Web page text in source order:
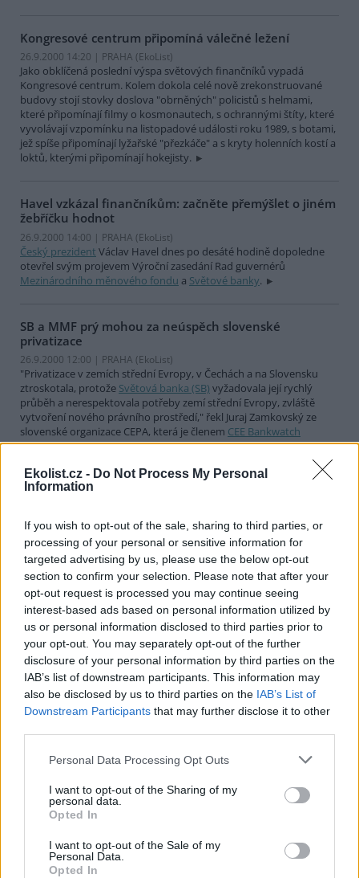
Ekolist.cz - Do Not Process My Personal
Information
If you wish to opt-out of the sale, sharing to third parties, or
processing of your personal or sensitive information for
targeted advertising by us, please use the below opt-out
section to confirm your selection. Please note that after your
opt-out request is processed you may continue seeing
interest-based ads based on personal information utilized by
us or personal information disclosed to third parties prior to
your opt-out. You may separately opt-out of the further
disclosure of your personal information by third parties on the
IAB’s list of downstream participants. This information may
also be disclosed by us to third parties on the IAB’s List of
Downstream Participants that may further disclose it to other
Personal Data Processing Opt Outs
I want to opt-out of the Sharing of my
personal data.
Opted In
I want to opt-out of the Sale of my
Personal Data.
Opted In
Kongresové centrum připomíná válečné ležení
26.9.2000 14:20 | PRAHA (EkoList)
Jako obklíčená poslední výspa světových finančníků vypadá
Kongresové centrum. Kolem dokola celé nově zrekonstruované
budovy stojí stovky doslova "obrněných" policistů s helmami,
které připomínají filmy o kosmonautech, s ochrannými štíty, které
vyvolávají vzpomínku na listopadové události roku 1989, s botami,
jež spíše připomínají lyžařské "přezkáče" a s kryty holenních kostí a
loktů, kterými připomínají hokejisty.
Havel vzkázal finančníkům: začněte přemýšlet o jiném
žebříčku hodnot
26.9.2000 14:00 | PRAHA (EkoList)
Český prezident Václav Havel dnes po desáté hodině dopoledne
otevřel svým projevem Výroční zasedání Rad guvernérů
Mezinárodního měnového fondu a Světové banky.
SB a MMF prý mohou za neúspěch slovenské
privatizace
26.9.2000 12:00 | PRAHA (EkoList)
"Privatizace v zemích střední Evropy, v Čechách a na Slovensku
ztroskotala, protože Světová banka (SB) vyžadovala její rychlý
průběh a nerespektovala potřeby zemí střední Evropy, zvláště
vytvoření nového právního prostředí," řekl Juraj Zamkovský ze
slovenské organizace CEPA, která je členem CEE Bankwatch
Network, v dnešní dopolední diskusi vMěstské knihovně. V
26.9.2000 11:05 | PRAHA (EkoList)
Koncert osamoceného polského trumpetisty Martina Krämera,
hrajícího v těsné blízkosti Kongresového centraInternacionálu je
zatím jediným viditelným protestem proti dnes zahájenému
zasedání Mezinárodního měnového fondu (MMF) aSvětové banky
(SB). Podle reportérů EkoListu, kteří jsou právě na náměstí Míru, se
ovšem průvod zhruba 5 000 demonstrantů právě vydal na pochod
ke Kongresovému centru.
Náměstí Míru je už zcela plné, dorazila YA BASTA!
26.9.2000 10:36 | PRAHA (EkoList)
Na náměstí Míru jsou nyní už čtyři tisíce demonstrantů. Zhruba
před pěti minutami dorazila skupina asi pěti až šesti set Italů z
organizaceYA BASTA!v bílých kombinézách a italských levicových
demonstrujícími je také asi třicetičlenná skupinka postarších
transparent s heslem "Nezaměstnanost je nejhorší formou
rasismu".
Globální den akcí začal, na náměstí Míru už tisíc
demonstrantů